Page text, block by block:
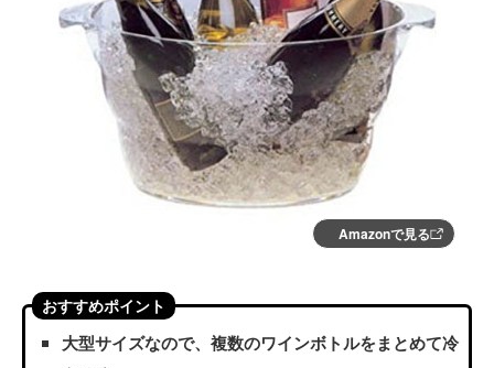
Amazonで見る
おすすめポイント
大型サイズなので、複数のワインボトルをまとめて冷